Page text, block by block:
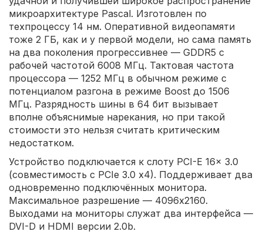
микроархитектуре Pascal. Изготовлен по
техпроцессу 14 нм. Оперативной видеопамяти
тоже 2 ГБ, как и у первой модели, но сама память
на два поколения прогрессивнее — GDDR5 с
рабочей частотой 6008 МГц. Тактовая частота
процессора — 1252 МГц в обычном режиме с
потенциалом разгона в режиме Boost до 1506
МГц. Разрядность шины в 64 бит вызывает
вполне объяснимые нарекания, но при такой
стоимости это нельзя считать критическим
недостатком.
Устройство подключается к слоту PCI-E 16x 3.0
(совместимость с PCIe 3.0 x4). Поддерживает два
одновременно подключённых монитора.
Максимальное разрешение — 4096x2160.
Выходами на мониторы служат два интерфейса —
DVI-D и HDMI версии 2.0b.